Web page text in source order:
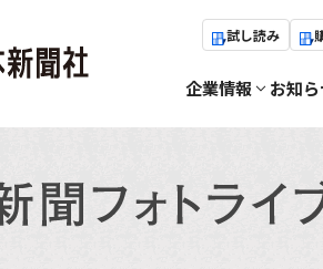
試し読み
企業情報 お知